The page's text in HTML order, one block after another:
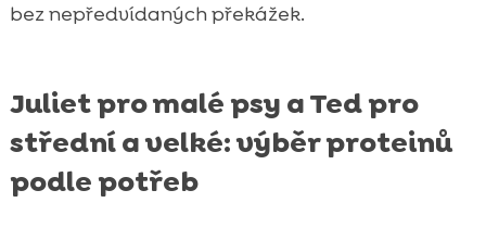
bez nepředvídaných překážek.
Juliet pro malé psy a Ted pro
střední a velké: výběr proteinů
podle potřeb